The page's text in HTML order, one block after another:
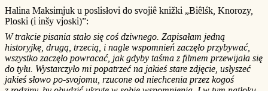
Halina Maksimjuk u poslisłovi do svojiê knižki „Biêlśk, Knorozy,
Ploski (i inšy vjoski)”:
W trakcie pisania stało się coś dziwnego. Zapisałam jedną
historyjkę, drugą, trzecią, i nagle wspomnień zaczęło przybywać,
wszystko zaczęło powracać, jak gdyby taśma z filmem przewijała się
do tyłu. Wystarczyło mi popatrzeć na jakieś stare zdjęcie, usłyszeć
jakieś słowo po-svojomu, rzucone od niechcenia przez kogoś